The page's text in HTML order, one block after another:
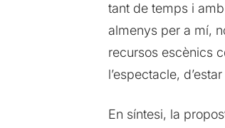
tant de temps i
almenys per a mí,
recursos escènics
l’espectacle,
En síntesi, la